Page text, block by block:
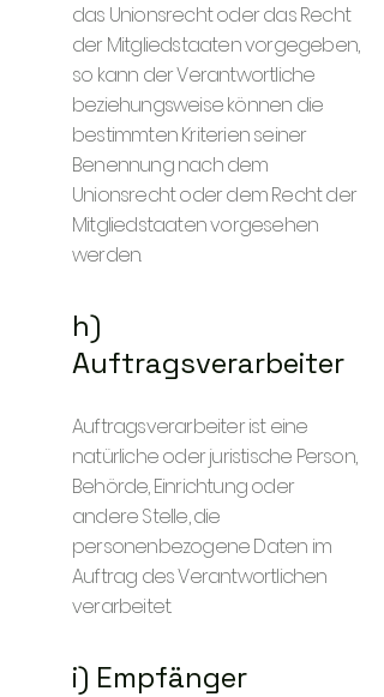
das Unionsrecht oder das Recht
der Mitgliedstaaten vorgegeben,
so kann der Verantwortliche
beziehungsweise können die
bestimmten Kriterien seiner
Benennung nach dem
Unionsrecht oder dem Recht der
Mitgliedstaaten vorgesehen
werden.
h)
Auftragsverarbeiter
Auftragsverarbeiter ist eine
natürliche oder juristische Person,
Behörde, Einrichtung oder
andere Stelle, die
personenbezogene Daten im
Auftrag des Verantwortlichen
verarbeitet.
i) Empfänger